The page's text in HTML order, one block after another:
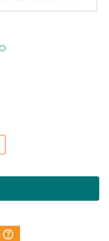
question_mark_circle